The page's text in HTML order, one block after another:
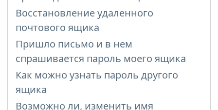
Восстановление удаленного
почтового ящика
Пришло письмо и в нем
спрашивается пароль моего ящика
Как можно узнать пароль другого
ящика
Возможно ли, изменить имя